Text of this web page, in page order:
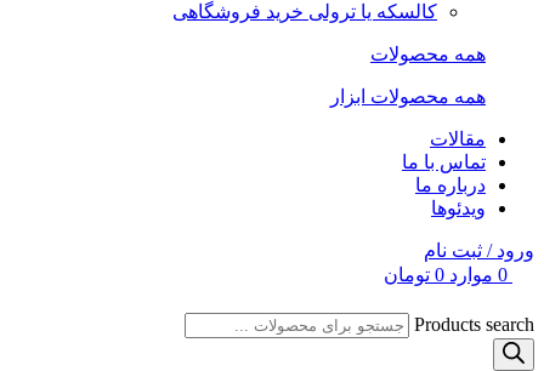
کالسکه یا ترولی خرید فروشگاهی
همه محصولات
همه محصولات ابزار
مقالات
تماس با ما
درباره ما
ویدئوها
ورود / ثبت نام
0 موارد 0 تومان
Products search